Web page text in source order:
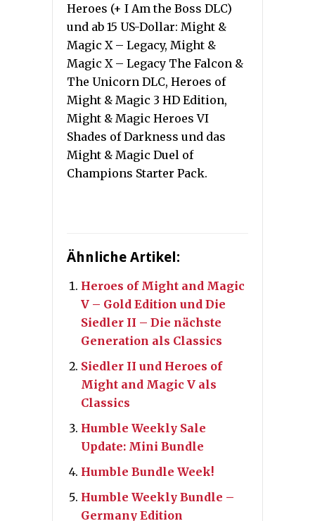
Heroes (+ I Am the Boss DLC)
und ab 15 US-Dollar: Might &
Magic X – Legacy, Might &
Magic X – Legacy The Falcon &
The Unicorn DLC, Heroes of
Might & Magic 3 HD Edition,
Might & Magic Heroes VI
Shades of Darkness und das
Might & Magic Duel of
Champions Starter Pack.
Ähnliche Artikel:
Heroes of Might and Magic
V – Gold Edition und Die
Siedler II – Die nächste
Generation als Classics
Siedler II und Heroes of
Might and Magic V als
Classics
Humble Weekly Sale
Update: Mini Bundle
Humble Bundle Week!
Humble Weekly Bundle –
Germany Edition